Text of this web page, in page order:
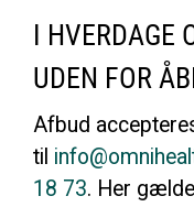
I HVERDAGE
UDEN FOR
Afbud
til
18 73. Her